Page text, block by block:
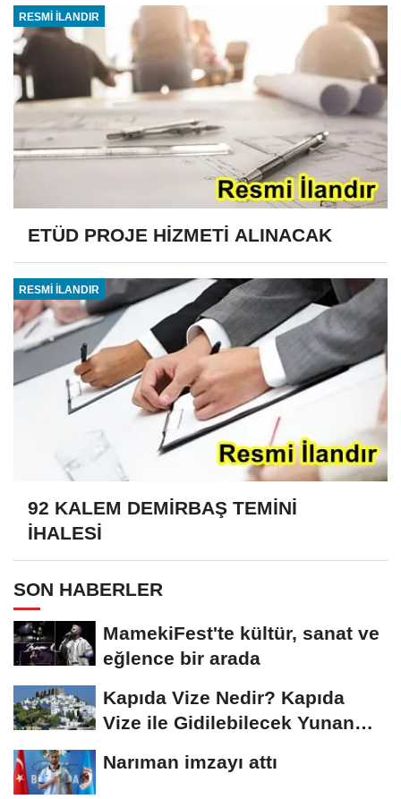
RESMİ İLANDIR
ETÜD PROJE HİZMETİ ALINACAK
RESMİ İLANDIR
92 KALEM DEMİRBAŞ TEMİNİ
İHALESİ
SON HABERLER
MamekiFest'te kültür, sanat ve
eğlence bir arada
Kapıda Vize Nedir? Kapıda
Vize ile Gidilebilecek Yunan
Narıman imzayı attı